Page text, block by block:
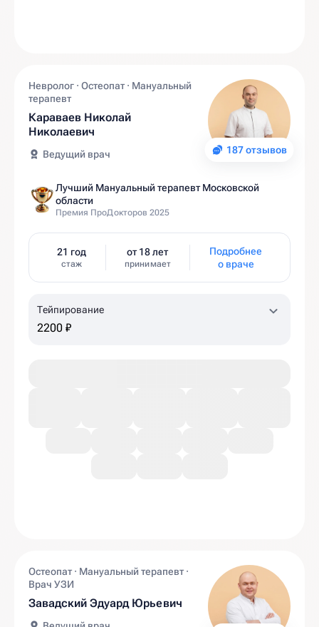
187 отзывов
Невролог · Остеопат · Мануальный
терапевт
Караваев Николай
Николаевич
Ведущий врач
Лучший Мануальный терапевт Московской
области
Премия ПроДокторов 2025
21 год
стаж
от 18 лет
принимает
Подробнее
о враче
Тейпирование
2200 ₽
Остеопат · Мануальный терапевт ·
Врач УЗИ
Завадский Эдуард Юрьевич